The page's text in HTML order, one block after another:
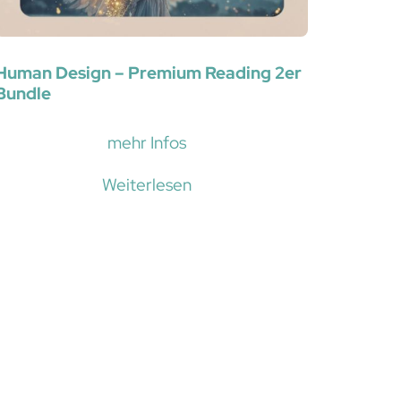
Design – Premium Reading 2er
mehr Infos
Weiterlesen